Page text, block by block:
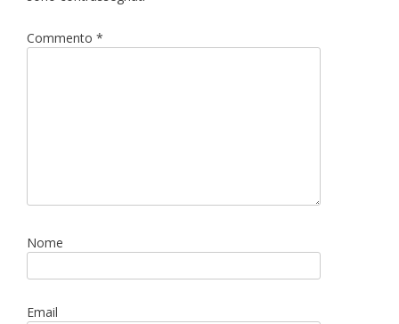
Commento *
Nome
Email